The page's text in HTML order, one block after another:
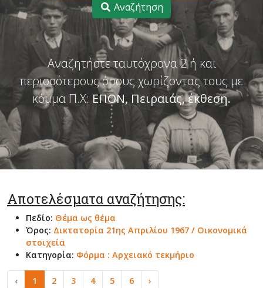
Αναζήτηση
Αναζητήστε ταυτόχρονα 2 ή και
περισσότερους όρους χωρίζοντας τους με
κόμμα Π.Χ: ΕΠΟΝ, Πειραιάς, έκθεση.
Αποτελέσματα αναζήτησης:
Πεδίο: Θέμα ως θέμα
Όρος: Δικτατορία 21ης Απριλίου 1967 / Οικονομικά
στοιχεία
Κατηγορία: Φόρμα : Αρχειακό τεκμήριο
‹ 1 2 3 4 5 6 ›